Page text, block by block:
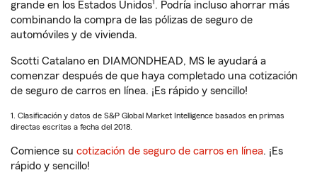
grande en los Estados Unidos . Podría incluso ahorrar más
combinando la compra de las pólizas de seguro de
automóviles y de vivienda.
Scotti Catalano en DIAMONDHEAD, MS le ayudará a
comenzar después de que haya completado una cotización
de seguro de carros en línea. ¡Es rápido y sencillo!
1. Clasificación y datos de S&P Global Market Intelligence basados en primas
directas escritas a fecha del 2018.
Comience su cotización de seguro de carros en línea. ¡Es
rápido y sencillo!